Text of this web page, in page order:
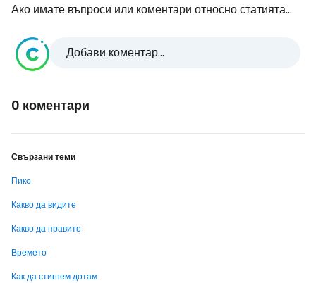
Ако имате въпроси или коментари относно статията...
Добави коментар...
0 коментари
Свързани теми
Пико
Какво да видите
Какво да правите
Времето
Как да стигнем дотам